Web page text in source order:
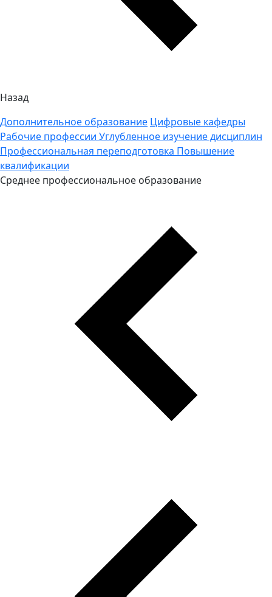
Назад
Дополнительное образование Цифровые кафедры
Рабочие профессии Углубленное изучение дисциплин
Профессиональная переподготовка Повышение
квалификации
Среднее профессиональное образование